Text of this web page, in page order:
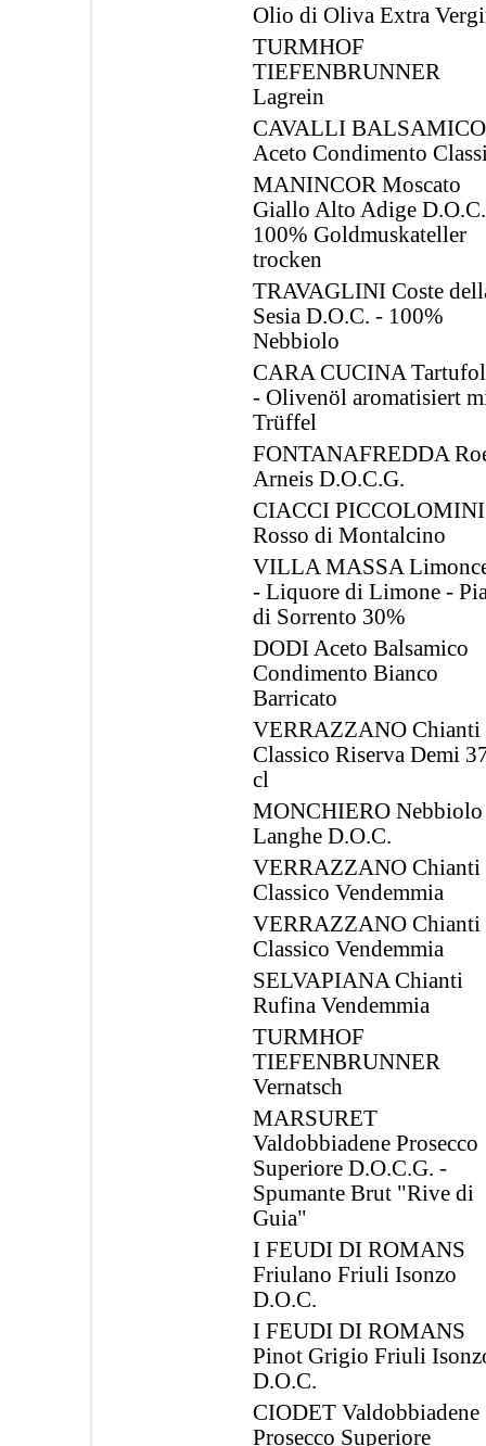
Olio di Oliva Extra
TURMHOF
TIEFENBRUNNER
Lagrein
CAVALLI BALSAMICO
Aceto Condimento
MANINCOR Moscato
Giallo Alto Adige
100% Goldmuskateller
trocken
TRAVAGLINI Coste
Sesia D.O.C. - 100%
Nebbiolo
CARA CUCINA
- Olivenöl aromatisiert
Trüffel
FONTANAFREDDA
Arneis D.O.C.G.
CIACCI PICCOLOMINI
Rosso di Montalcino
VILLA MASSA
- Liquore di Limone -
di Sorrento 30%
DODI Aceto Balsamico
Condimento Bianco
Barricato
VERRAZZANO Chianti
Classico Riserva Demi
cl
MONCHIERO Nebbiolo
Langhe D.O.C.
VERRAZZANO Chianti
Classico Vendemmia
VERRAZZANO Chianti
Classico Vendemmia
SELVAPIANA Chianti
Rufina Vendemmia
TURMHOF
TIEFENBRUNNER
Vernatsch
MARSURET
Valdobbiadene Prosecco
Superiore D.O.C.G. -
Spumante Brut "Rive di
Guia"
I FEUDI DI ROMANS
Friulano Friuli Isonzo
D.O.C.
I FEUDI DI ROMANS
Pinot Grigio Friuli
D.O.C.
CIODET Valdobbiadene
Prosecco Superiore